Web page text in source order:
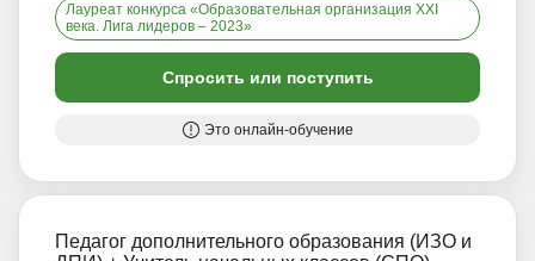
Лауреат конкурса «Образовательная организация XXI
века. Лига лидеров – 2023»
Спросить или поступить
Это онлайн-обучение
Педагог дополнительного образования (ИЗО и